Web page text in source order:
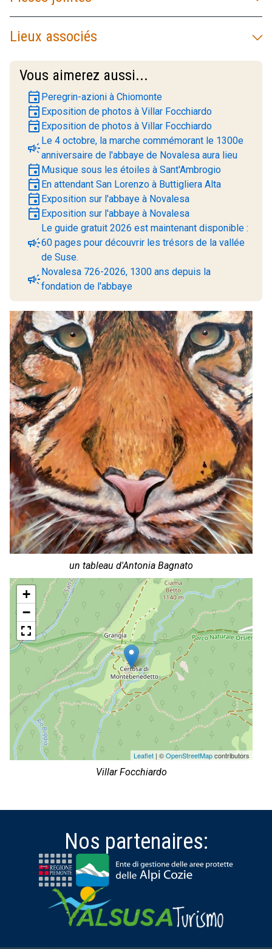
un tableau d'Antonia Bagnato
+
−
Leaflet | ©OpenStreetMapcontributors
Villar Focchiardo
Lieux associés
Vous aimerez aussi...
event Peregrin-azioni à Chiomonte
event Exposition de photos à Villar Focchiardo
event Exposition de photos à Villar Focchiardo
campaignLe 4 octobre, la marche commémorant le 1300e
anniversaire de l'abbaye de Novalesa aura lieu
event Musique sous les étoiles à Sant'Ambrogio
event En attendant San Lorenzo à Buttigliera Alta
event Exposition sur l'abbaye à Novalesa
event Exposition sur l'abbaye à Novalesa
campaign
Le guide gratuit 2026 est maintenant disponible :
60 pages pour découvrir les trésors de la vallée
de Suse.
campaignNovalesa 726-2026, 1300 ans depuis la
fondation de l'abbaye
Nos partenaires: